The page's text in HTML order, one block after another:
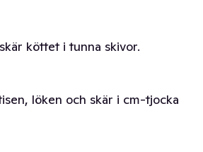
köttet i tunna skivor.
löken och skär i cm-tjocka